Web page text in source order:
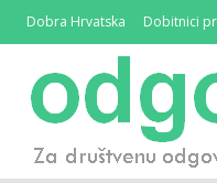
Dobra Hrvatska Dobitnici